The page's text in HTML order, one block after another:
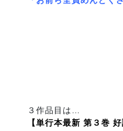
３作品目は…
【単行本最新 第３巻 好